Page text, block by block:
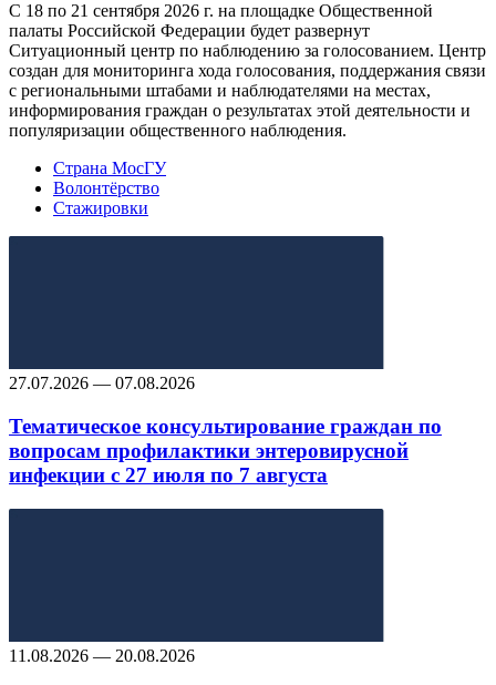
С 18 по 21 сентября 2026 г. на площадке Общественной
палаты Российской Федерации будет развернут
Ситуационный центр по наблюдению за голосованием. Центр
создан для мониторинга хода голосования, поддержания связи
с региональными штабами и наблюдателями на местах,
информирования граждан о результатах этой деятельности и
популяризации общественного наблюдения.
Страна МосГУ
Волонтёрство
Стажировки
27.07.2026 — 07.08.2026
Тематическое консультирование граждан по
вопросам профилактики энтеровирусной
инфекции с 27 июля по 7 августа
11.08.2026 — 20.08.2026